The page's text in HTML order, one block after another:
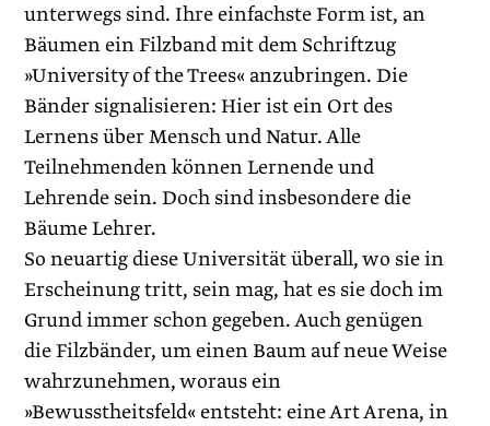
unterwegs sind. Ihre einfachste Form ist, an
Bäumen ein Filzband mit dem Schriftzug
»University of the Trees« anzubringen. Die
Bänder signalisieren: Hier ist ein Ort des
Lernens über Mensch und Natur. Alle
Teilnehmenden können Lernende und
Lehrende sein. Doch sind insbesondere die
Bäume Lehrer.
So neuartig diese Universität überall, wo sie in
Erscheinung tritt, sein mag, hat es sie doch im
Grund immer schon gegeben. Auch genügen
die Filzbänder, um einen Baum auf neue Weise
wahrzunehmen, woraus ein
»Bewusstheitsfeld« entsteht: eine Art Arena, in